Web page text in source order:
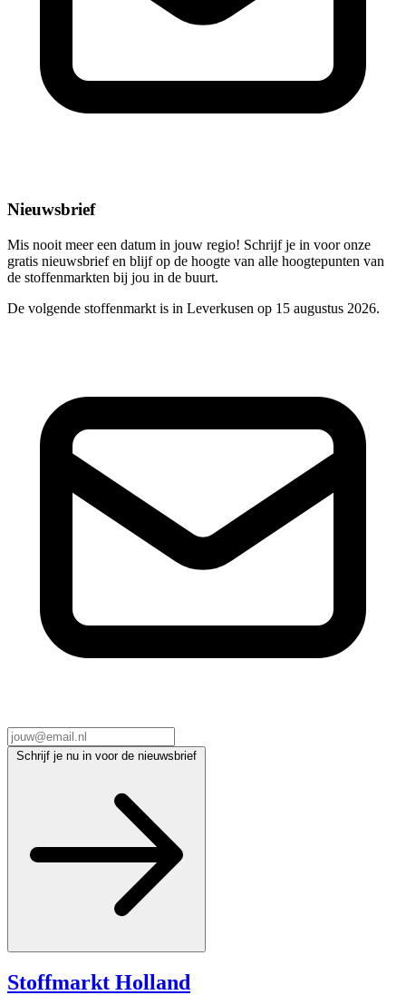
Nieuwsbrief
Mis nooit meer een datum in jouw regio! Schrijf je in voor onze
gratis nieuwsbrief en blijf op de hoogte van alle hoogtepunten van
de stoffenmarkten bij jou in de buurt.
De volgende stoffenmarkt is in Leverkusen op 15 augustus 2026.
Schrijf je nu in voor de nieuwsbrief
Stoffmarkt Holland